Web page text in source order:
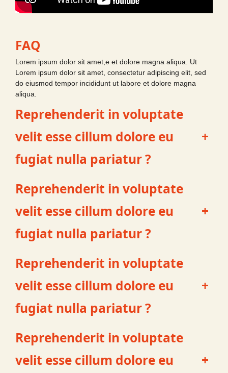
FAQ
Lorem ipsum dolor sit amet,e et dolore magna aliqua. Ut
Lorem ipsum dolor sit amet, consectetur adipiscing elit, sed
do eiusmod tempor incididunt ut labore et dolore magna
aliqua.
Reprehenderit in voluptate
velit esse cillum dolore eu
fugiat nulla pariatur ?
+
Reprehenderit in voluptate
velit esse cillum dolore eu
fugiat nulla pariatur ?
+
Reprehenderit in voluptate
velit esse cillum dolore eu
fugiat nulla pariatur ?
+
Reprehenderit in voluptate
velit esse cillum dolore eu
+